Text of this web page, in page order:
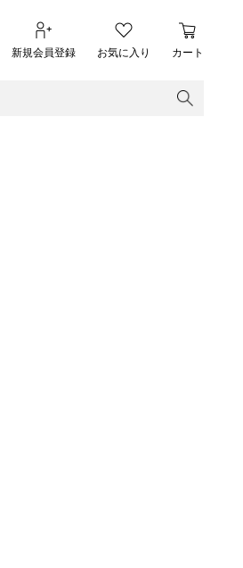
新規会員登録 お気に入り カート